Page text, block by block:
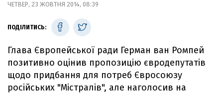
ЧЕТВЕР, 23 ЖОВТНЯ 2014, 08:39
ПОДІЛИТИСЬ:
Глава Європейської ради Герман ван Ромпей
позитивно оцінив пропозицію євродепутатів
щодо придбання для потреб Євросоюзу
російських "Містралів", але наголосив на